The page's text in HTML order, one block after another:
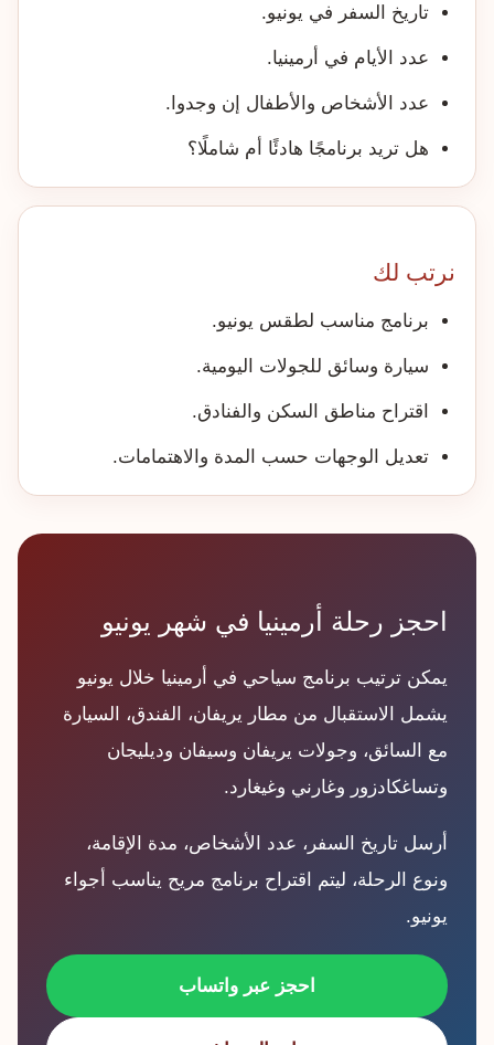
تاريخ السفر في يونيو.
عدد الأيام في أرمينيا.
عدد الأشخاص والأطفال إن وجدوا.
هل تريد برنامجًا هادئًا أم شاملًا؟
نرتب لك
برنامج مناسب لطقس يونيو.
سيارة وسائق للجولات اليومية.
اقتراح مناطق السكن والفنادق.
تعديل الوجهات حسب المدة والاهتمامات.
احجز رحلة أرمينيا في شهر يونيو
يمكن ترتيب برنامج سياحي في أرمينيا خلال يونيو
يشمل الاستقبال من مطار يريفان، الفندق، السيارة
مع السائق، وجولات يريفان وسيفان وديليجان
وتساغكادزور وغارني وغيغارد.
أرسل تاريخ السفر، عدد الأشخاص، مدة الإقامة،
ونوع الرحلة، ليتم اقتراح برنامج مريح يناسب أجواء
يونيو.
احجز عبر واتساب